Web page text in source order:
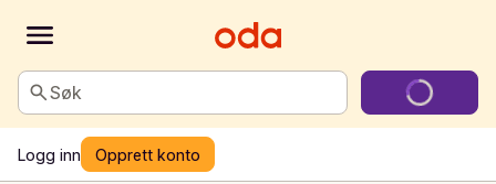
Søk
Logg inn Opprett konto